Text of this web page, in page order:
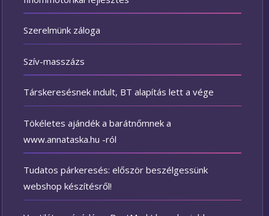
Szerelmünk záloga
Szív-masszázs
Társkeresésnek indult, BT alapítás lett a vége
Tökéletes ajándék a barátnőmnek a
www.annataska.hu -ról
Tudatos párkeresés: először beszélgessünk
webshop készítésről!